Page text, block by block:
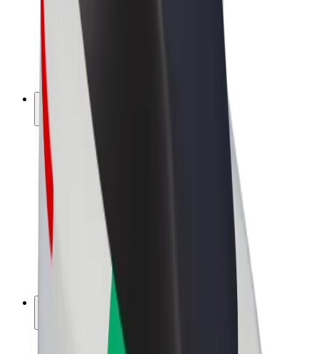
„Bolt Drive“
„Bolt for Business“
El. dviračiai
„Bolt Plus“
Užsidirbkite su „Bolt“
Vairuotojai
Vairuotojo pajamos
Kurjeriai
Kurjerio pajamos
„Bolt Food“ restoranai ir parduotuvės
Automobilių nuomos parkai